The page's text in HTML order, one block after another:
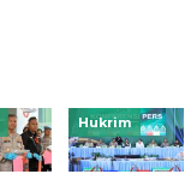
Hukrim